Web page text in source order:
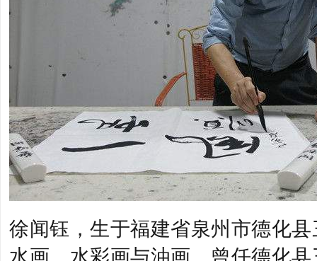
徐闻钰，生于福建省泉州市德化
水画、水彩画与油画。曾任德化